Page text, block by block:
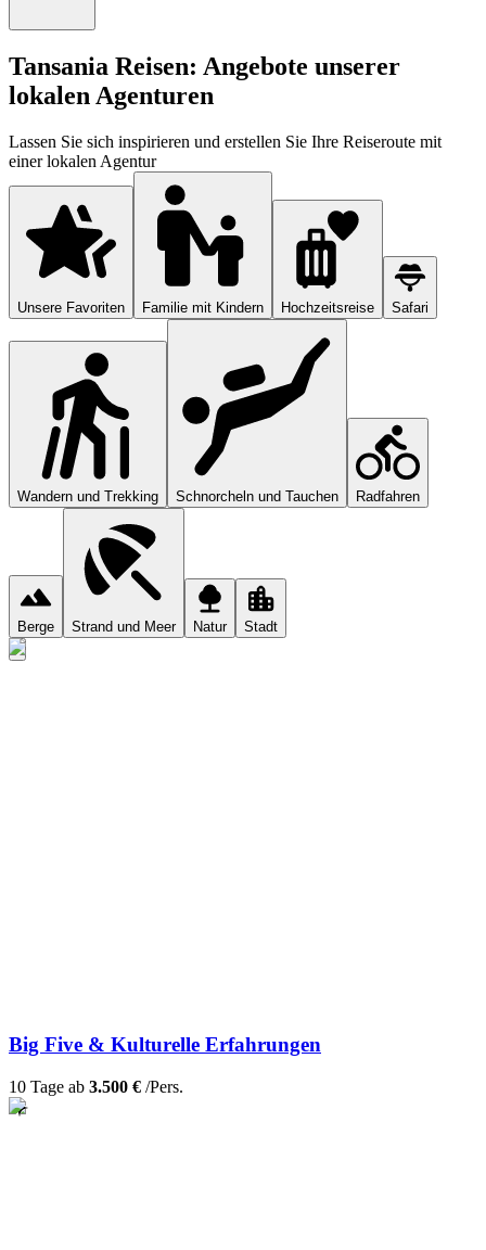
Tansania Reisen: Angebote unserer
lokalen Agenturen
Lassen Sie sich inspirieren und erstellen Sie Ihre Reiseroute mit
einer lokalen Agentur
Unsere Favoriten Familie mit Kindern Hochzeitsreise Safari
Wandern und Trekking Schnorcheln und Tauchen Radfahren
Berge Strand und Meer Natur Stadt
Big Five & Kulturelle Erfahrungen
10 Tage ab 3.500 € /Pers.